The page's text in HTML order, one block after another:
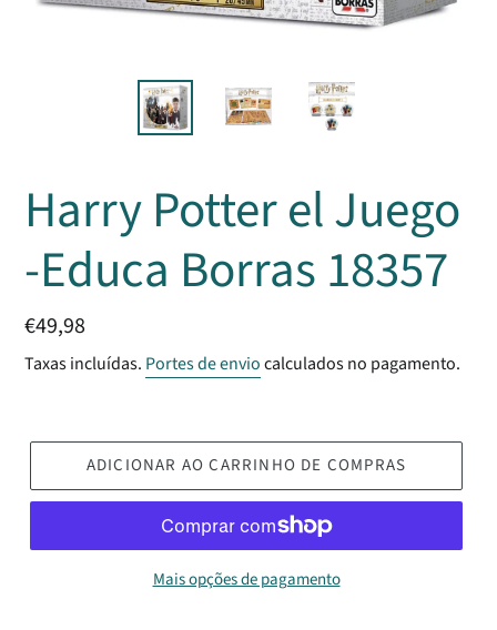
Harry Potter el Juego
-Educa Borras 18357
Preço
normal
€49,98
Taxas incluídas. Portes de enviocalculados no pagamento.
ADICIONAR AO CARRINHO DE COMPRAS
Mais opções de pagamento